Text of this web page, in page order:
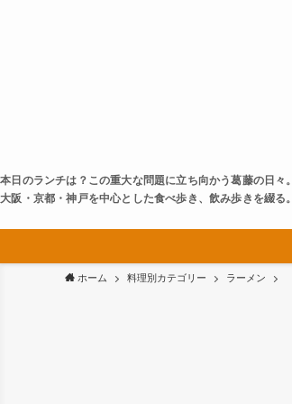
本日のランチは？この重大な問題に立ち向かう葛藤の日々。
大阪・京都・神戸を中心とした食べ歩き、飲み歩きを綴る。
ホーム 料理別カテゴリー ラーメン